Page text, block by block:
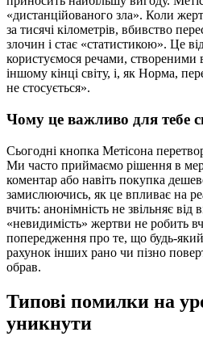
«дистанційованого зла». Коли
за тисячі кілометрів, вбивство
злочин і стає «статистикою». Це
користуємося речами, створеними
іншому кінці світу, і, як Норма,
не стосується».
Чому це важливо для тебе
Сьогодні кнопка Метісона
Ми часто приймаємо рішення в
коментар або навіть покупка
замислюючись, як це впливає на
вчить: анонімність не звільняє від
«невидимість» жертви не робить
попередження про те, що будь-
рахунок інших рано чи пізно
обрав.
Типові помилки на
уникнути